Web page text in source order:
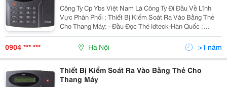
Công Ty Cp Ybs Việt Nam Là Công Ty Đi Đầu Về Lĩnh
Vực Phân Phối : Thiết Bị Kiểm Soát Ra Vào Bằng Thẻ
Cho Thang Máy: - Đầu Đọc Thẻ Idteck-Hàn Quốc :
Ip100R, Ip505R, Ip10&Hellip; - Bo Mạch Elevator 384,
0904 *** *** Hà Nội >1 năm
Thiết Bị Kiểm Soát Ra Vào Bằng Thẻ Cho
Thang Máy